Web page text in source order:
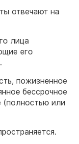
отвечают на
лица
его
пожизненное
бессрочное
(полностью или